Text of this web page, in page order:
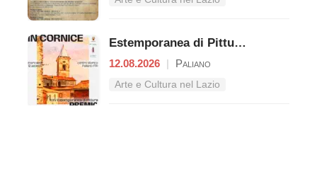
Estemporanea di Pittura – Premio "Giacomo Lisia"
12.08.2026 | Paliano
Arte e Cultura nel Lazio